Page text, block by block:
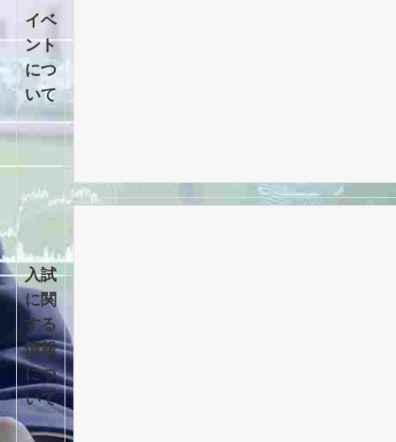
イベ
ント
につ
いて
入試
に関
する
情報
につ
いて